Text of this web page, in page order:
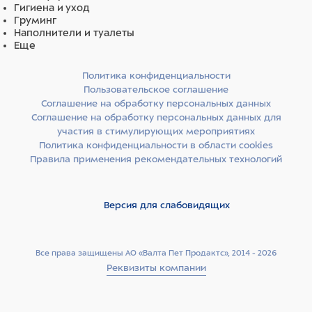
CI 19140 (желтый 5), натрия аскорбил фосфат, CI 16035
(красный 40), пиридоксина гидрохлорид, кремнезем,
бензотриазолил додецил п-крезол, спирт, натрия
бензоат, ТРИС (тетраметилгидроксипиперидинол)
Гигиена и уход
Груминг
Наполнители и туалеты
Еще
Все права защищены АО «Валта Пет Продактс», 2014 - 2026
Реквизиты компании
Политика конфиденциальности
Пользовательское соглашение
Соглашение на обработку персональных данных
Соглашение на обработку персональных данных для
участия в стимулирующих мероприятиях
Политика конфиденциальности в области cookies
Правила применения рекомендательных технологий
Версия для слабовидящих